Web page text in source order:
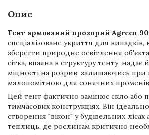
Опис
Тент армований прозорий Agreen
спеціалізоване укриття для випадків,
зберегти природне освітлення
сітка, впаяна в структуру тенту, надає
міцності на розрив, залишаючись при
малопомітною для сонячних
Цей тент фактично замінює скло або
тимчасових конструкціях. Він
створення "вікон" у будівельних
теплиць, де рослинам критично